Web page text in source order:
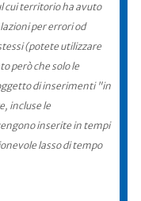
cui territorio ha avuto
per errori od
(potete utilizzare
però che solo le
di inserimenti "in
incluse le
inserite in tempi
lasso di tempo